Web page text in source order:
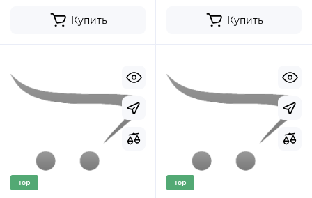
Купить Купить
Top Top